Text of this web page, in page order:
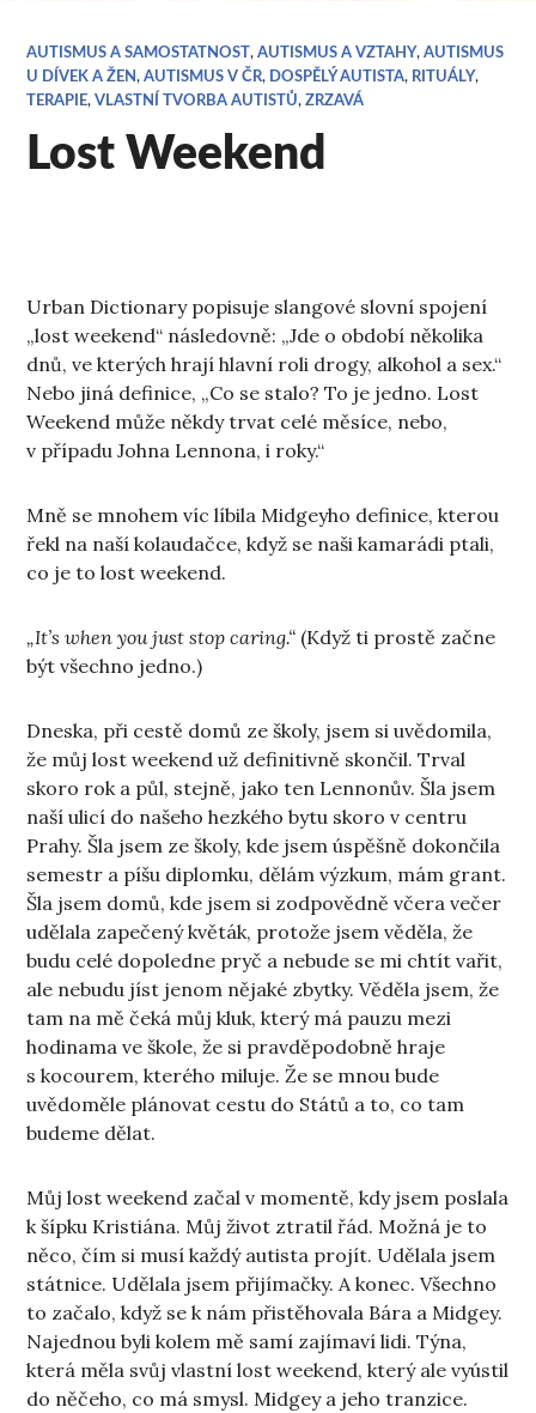
AUTISMUS A SAMOSTATNOST,AUTISMUS A VZTAHY,AUTISMUS
U DÍVEK A ŽEN,AUTISMUS V ČR, DOSPĚLÝ AUTISTA, RITUÁLY,
TERAPIE,VLASTNÍ TVORBA AUTISTŮ,ZRZAVÁ
Lost Weekend
Urban Dictionary popisuje slangové slovní spojení
„lost weekend“ následovně: „Jde o období několika
dnů, ve kterých hrají hlavní roli drogy, alkohol a sex.“
Nebo jiná definice, „Co se stalo? To je jedno. Lost
Weekend může někdy trvat celé měsíce, nebo,
v případu Johna Lennona, i roky.“
Mně se mnohem víc líbila Midgeyho definice, kterou
řekl na naší kolaudačce, když se naši kamarádi ptali,
co je to lost weekend.
„It’s when you just stop caring.“ (Když ti prostě začne
být všechno jedno.)
Dneska, při cestě domů ze školy, jsem si uvědomila,
že můj lost weekend už definitivně skončil. Trval
skoro rok a půl, stejně, jako ten Lennonův. Šla jsem
naší ulicí do našeho hezkého bytu skoro v centru
Prahy. Šla jsem ze školy, kde jsem úspěšně dokončila
semestr a píšu diplomku, dělám výzkum, mám grant.
Šla jsem domů, kde jsem si zodpovědně včera večer
udělala zapečený květák, protože jsem věděla, že
budu celé dopoledne pryč a nebude se mi chtít vařit,
ale nebudu jíst jenom nějaké zbytky. Věděla jsem, že
tam na mě čeká můj kluk, který má pauzu mezi
hodinama ve škole, že si pravděpodobně hraje
s kocourem, kterého miluje. Že se mnou bude
uvědoměle plánovat cestu do Států a to, co tam
budeme dělat.
Můj lost weekend začal v momentě, kdy jsem poslala
k šípku Kristiána. Můj život ztratil řád. Možná je to
něco, čím si musí každý autista projít. Udělala jsem
státnice. Udělala jsem přijímačky. A konec. Všechno
to začalo, když se k nám přistěhovala Bára a Midgey.
Najednou byli kolem mě samí zajímaví lidi. Týna,
která měla svůj vlastní lost weekend, který ale vyústil
do něčeho, co má smysl. Midgey a jeho tranzice.